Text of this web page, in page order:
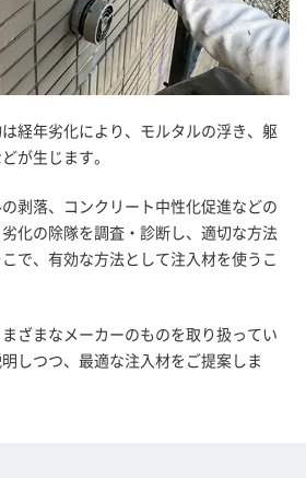
経年劣化により、モルタルの浮き、躯
が生じます。
剥落、コンクリート中性化促進などの
化の除隊を調査・診断し、適切な方法
で、有効な方法として注入材を使うこ
ざまなメーカーのものを取り扱ってい
しつつ、最適な注入材をご提案しま